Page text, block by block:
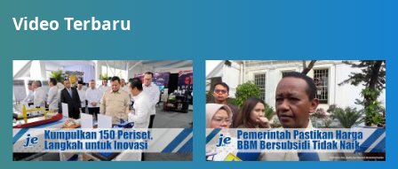
Video Terbaru